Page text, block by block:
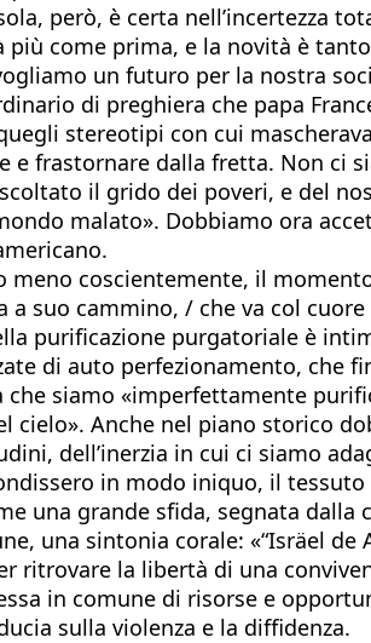
però, è certa nell’incertezza
come prima, e la novità è
un futuro per la nostra
di preghiera che papa
stereotipi con cui
e frastornare dalla fretta. Non
il grido dei poveri, e del
malato». Dobbiamo ora
coscientemente, il
suo cammino, / che va col
purificazione purgatoriale è
di auto perfezionamento, che
siamo «imperfettamente
cielo». Anche nel piano storico
dell’inerzia in cui ci siamo
in modo iniquo, il
una grande sfida, segnata
una sintonia corale: «“Isräel de
ritrovare la libertà di una
in comune di risorse e
sulla violenza e la diffidenza.